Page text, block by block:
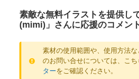
素敵な無料イラストを提供し
(mimi)」さんに応援のコメン
素材の使用範囲や、使用方法
のお問い合せについては、こち
ターをご確認ください。